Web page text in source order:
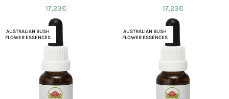
17,23€ 17,23€
AUSTRALIAN BUSH
FLOWER ESSENCES
AUSTRALIAN BUSH
FLOWER ESSENCES